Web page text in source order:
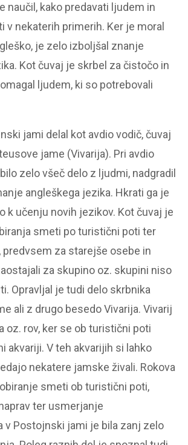
naučil, kako predavati ljudem in
v nekaterih primerih. Ker je moral
je zelo izboljšal znanje
Kot čuvaj je skrbel za čistočo in
ljudem, ki so potrebovali
jami delal kot avdio vodič, čuvaj
jame (Vivarija). Pri avdio
zelo všeč delo z ljudmi, nadgradil
angleškega jezika. Hkrati ga je
k učenju novih jezikov. Kot čuvaj je
smeti po turistični poti ter
predvsem za starejše osebe in
za skupino oz. skupini niso
Opravljal je tudi delo skrbnika
ali z drugo besedo Vivarija. Vivarij
oz. rov, ker se ob turistični poti
akvariji. V teh akvarijih si lahko
nekatere jamske živali. Rokova
smeti ob turistični poti,
ter usmerjanje
v Postojnski jami je bila zanj zelo